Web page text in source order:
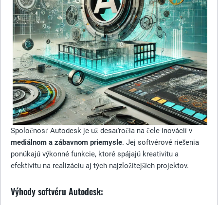
Spoločnosť Autodesk je už desaťročia na čele inovácií v
mediálnom a zábavnom priemysle. Jej softvérové riešenia
ponúkajú výkonné funkcie, ktoré spájajú kreativitu a
efektivitu na realizáciu aj tých najzložitejších projektov.
Výhody softvéru Autodesk: